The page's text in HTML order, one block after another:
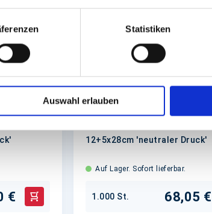
Statistiken
Auswahl erlauben
weiß,
€ In den Warenkorb
Sichtstreifenbeutel 50/50
12+5x28cm 'neutraler Druck'
Auf Lager. Sofort lieferbar.
1.000 St. 68,05 €